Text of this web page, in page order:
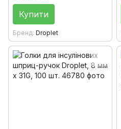
Купити
Бренд Droplet